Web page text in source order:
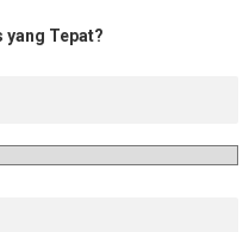
yang Tepat?